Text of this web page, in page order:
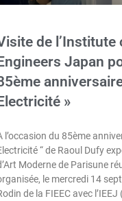
de l’Institute
Japan
»
l’occasion du 85ème
“ de Raoul Dufy
Moderne de Parisune
le mercredi 14
de la FIEEC avec